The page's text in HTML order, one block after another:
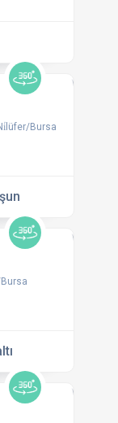
Bursa
Bursa